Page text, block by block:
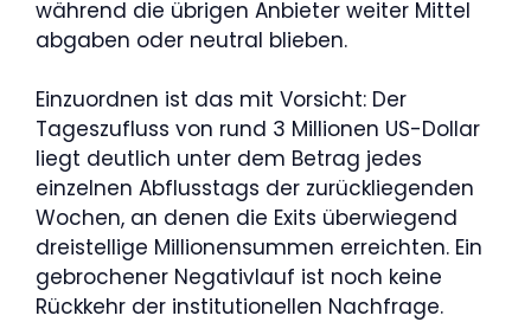
während die übrigen Anbieter weiter Mittel
abgaben oder neutral blieben.
Einzuordnen ist das mit Vorsicht: Der
Tageszufluss von rund 3 Millionen US-Dollar
liegt deutlich unter dem Betrag jedes
einzelnen Abflusstags der zurückliegenden
Wochen, an denen die Exits überwiegend
dreistellige Millionensummen erreichten. Ein
gebrochener Negativlauf ist noch keine
Rückkehr der institutionellen Nachfrage.